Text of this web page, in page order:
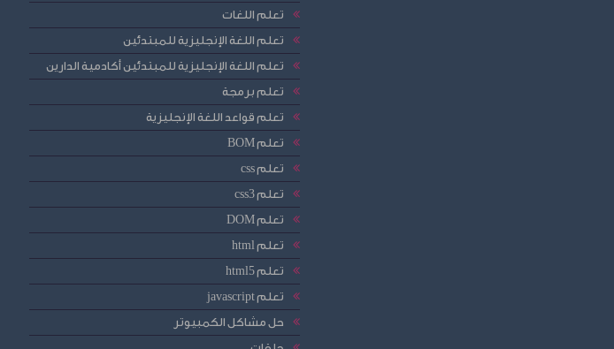
تعلم اللغات
تعلم اللغة الإنجليزية للمبتدئين
تعلم اللغة الإنجليزية للمبتدئين أكادمية الدارين
تعلم برمجة
تعلم قواعد اللغة الإنجليزية
تعلم BOM
تعلم css
تعلم css3
تعلم DOM
تعلم html
تعلم html5
تعلم javascript
حل مشاكل الكمبيوتر